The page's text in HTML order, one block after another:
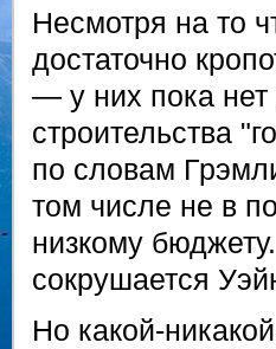
Несмотря на то
достаточно
— у них пока нет
строительства
по словам
том числе не в
низкому
сокрушается
Но какой-